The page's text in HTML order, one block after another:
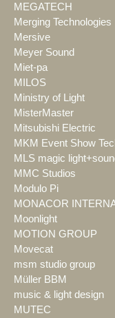
MEGATECH
Merging Technologies
Mersive
Meyer Sound
Miet-pa
MILOS
Ministry of Light
MisterMaster
Mitsubishi Electric
MKM Event Show
MLS magic
MMC Studios
Modulo Pi
MONACOR
Moonlight
MOTION GROUP
Movecat
msm studio group
Müller BBM
music & light design
MUTEC